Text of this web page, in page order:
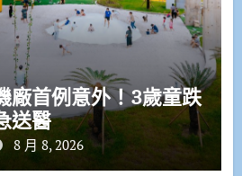
廠首例意外！3歲童跌
送醫
8 月 8, 2026